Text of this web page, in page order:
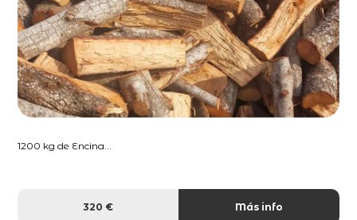
1200 kg de Encina...
320 € Más info